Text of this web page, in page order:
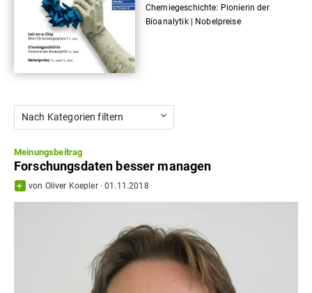
Chemiegeschichte: Pionierin der
Bioanalytik | Nobelpreise
Nach Kategorien filtern
Meinungsbeitrag
Forschungsdaten besser managen
von Oliver Koepler·01.11.2018